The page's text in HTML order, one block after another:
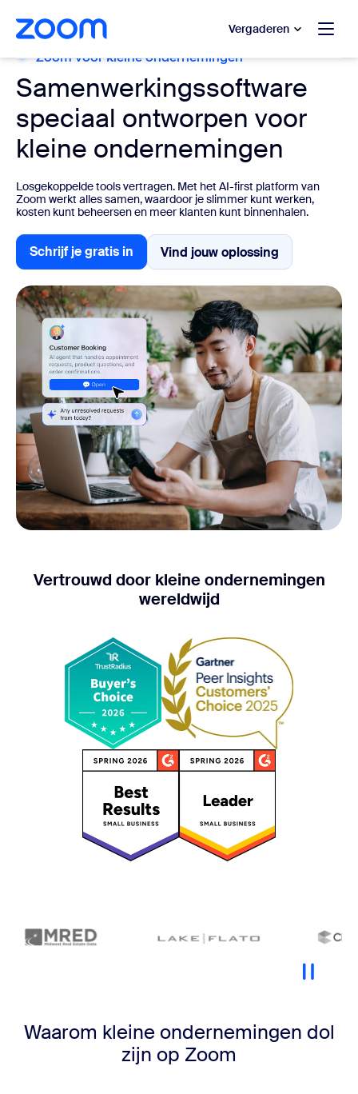
hoofdinhoud gaan
naar hulp via chat Vergaderen
Zoom voor kleine ondernemingen
Samenwerkingssoftware
speciaal ontworpen voor
kleine ondernemingen
Losgekoppelde tools vertragen. Met het AI-first platform van
Zoom werkt alles samen, waardoor je slimmer kunt werken,
kosten kunt beheersen en meer klanten kunt binnenhalen.
Schrijf je gratis in
Schrijf je gratis in
Vind jouw oplossing
Vind jouw oplossing
Vertrouwd door kleine ondernemingen
wereldwijd
Waarom kleine ondernemingen dol
zijn op Zoom